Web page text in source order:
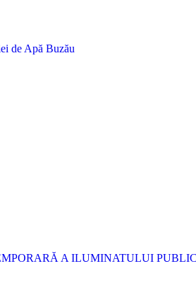
de Apă Buzău
A ILUMINATULUI PUBLIC